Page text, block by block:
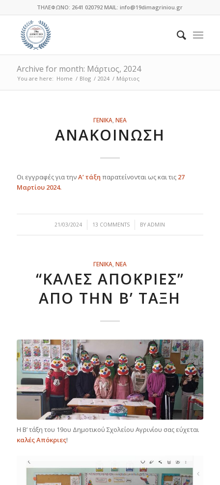
ΤΗΛΕΦΩΝΟ: 2641 020792 MAIL: info@19dimagriniou.gr
Archive for month: Μάρτιος, 2024
You are here: Home / Blog / 2024 / Μάρτιος
ΓΕΝΙΚΑ, ΝΕΑ
ΑΝΑΚΟΊΝΩΣΗ
Οι εγγραφές για τηνΑ’ τάξη παρατείνονται ως και τις 27
Μαρτίου 2024.
21/03/2024
/ 13 COMMENTS
/ BYADMIN
ΓΕΝΙΚΑ, ΝΕΑ
“ΚΑΛΈΣ ΑΠΌΚΡΙΕΣ”
ΑΠΌ ΤΗΝ Β’ ΤΆΞΗ
Η Β’ τάξη του 19ου Δημοτικού Σχολείου Αγρινίου σας εύχεται
καλές Απόκριες!